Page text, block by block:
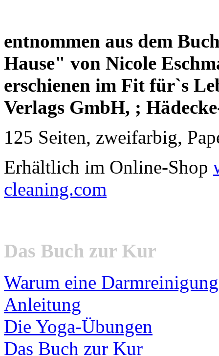
entnommen aus dem
Hause" von Nicole
erschienen im Fit für`s
Verlags GmbH, ;
125 Seiten, zweifarbig,
Erhältlich im Online-Shop
cleaning.com
Das Buch zur Kur
Warum eine Darmreinigung
Anleitung
Die Yoga-Übungen
Das Buch zur Kur